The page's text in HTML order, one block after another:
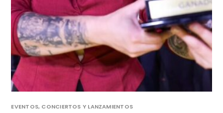
EVENTOS, CONCIERTOS Y LANZAMIENTOS